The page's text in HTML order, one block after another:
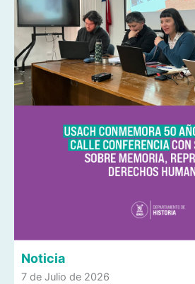
Noticia
7 de Julio de 2026